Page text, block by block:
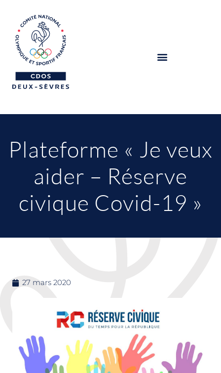
Plateforme « Je veux
aider – Réserve
civique Covid-19 »
27 mars 2020